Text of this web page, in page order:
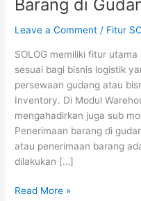
Barang di
Leave a Comment / Fitur
SOLOG memiliki fitur
sesuai bagi bisnis logistik
persewaan gudang atau
Inventory. Di Modul
mengahadirkan juga sub
Penerimaan barang di
atau penerimaan barang
dilakukan […]
Read More »